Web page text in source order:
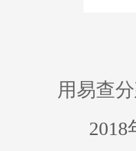
用易查
2018